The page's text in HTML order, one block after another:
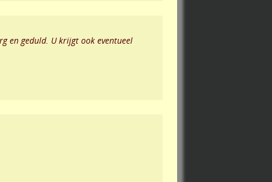
en geduld. U krijgt ook eventueel